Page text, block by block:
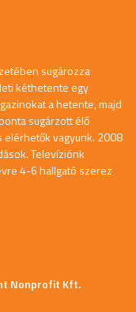
sugározza
kéthetente egy
a hetente, majd
sugárzott élő
vagyunk. 2008
Televíziónk
4-6 hallgató szerez
Nonprofit Kft.